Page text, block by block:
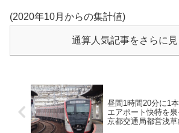
(2020年10月からの集計値)
通算人気記事をさらに
昼間1時間20分に1
エアポート快特を
京都交通局都営浅草